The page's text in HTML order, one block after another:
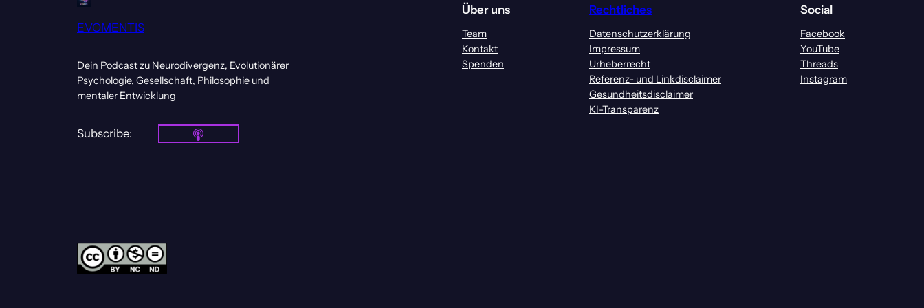
EVOMENTIS
Dein Podcast zu Neurodivergenz, Evolutionärer
Psychologie, Gesellschaft, Philosophie und
mentaler Entwicklung
Subscribe:
Über uns
Team
Kontakt
Spenden
Rechtliches
Datenschutzerklärung
Impressum
Urheberrecht
Referenz- und Linkdisclaimer
Gesundheitsdisclaimer
KI-Transparenz
Social
Facebook
YouTube
Threads
Instagram